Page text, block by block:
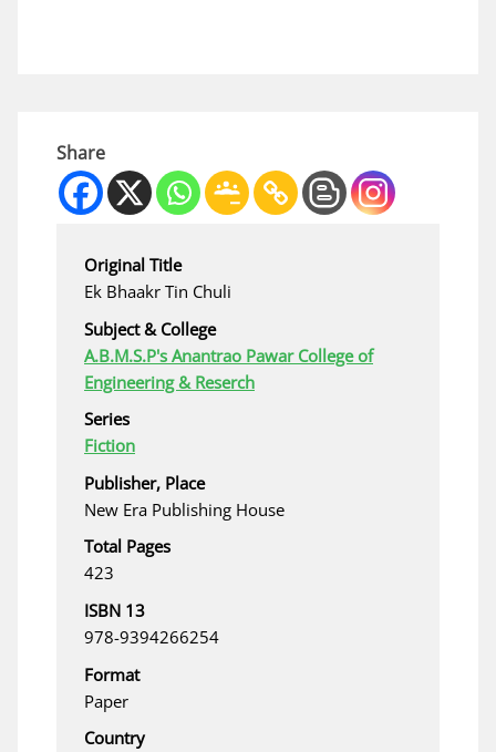
Share
Original Title
Ek Bhaakr Tin Chuli
Subject & College
A.B.M.S.P's Anantrao Pawar College of
Engineering & Reserch
Series
Fiction
Publisher, Place
New Era Publishing House
Total Pages
423
ISBN 13
978-9394266254
Format
Paper
Country